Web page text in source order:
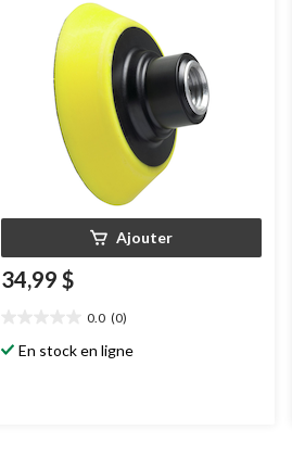
Ajouter
34,99 $
0.0 (0)
étoile(s)
En stock en ligne